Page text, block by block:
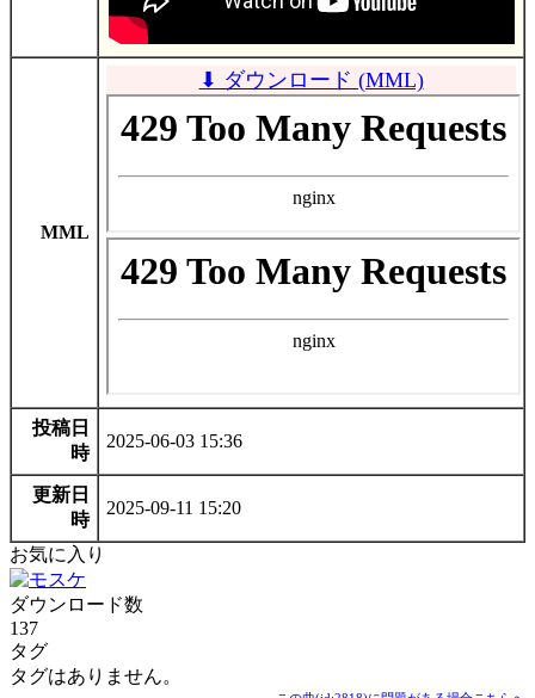
MML
⬇ ダウンロード (MML)
投稿日
時
2025-06-03 15:36
更新日
時
2025-09-11 15:20
お気に入り
ダウンロード数
137
タグ
タグはありません。